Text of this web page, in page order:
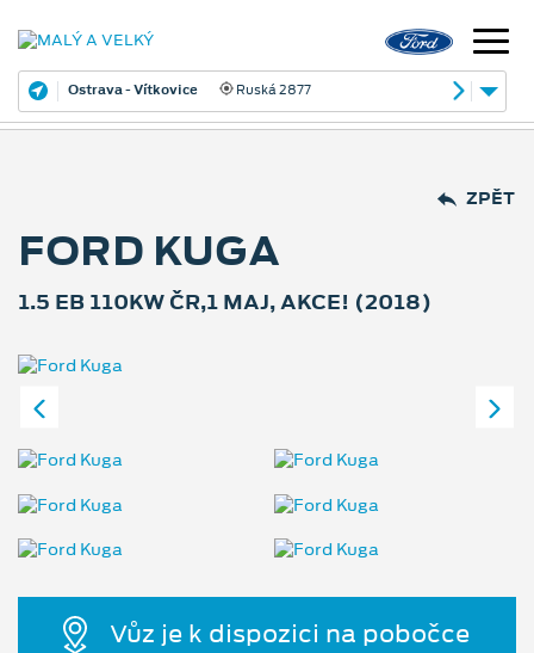
Ostrava - Vítkovice Ruská 2877
ZPĚT
FORD KUGA
1.5 EB 110KW ČR,1 MAJ, AKCE! (2018)
Vůz je k dispozici na pobočce